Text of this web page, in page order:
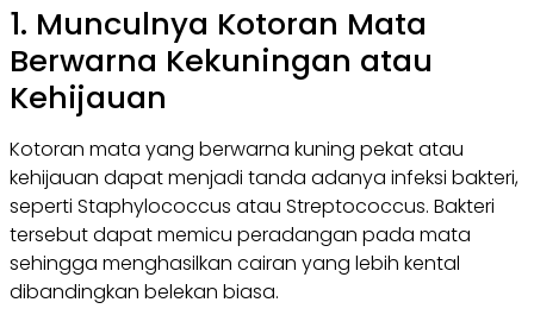
1. Munculnya Kotoran Mata
Berwarna Kekuningan atau
Kehijauan
Kotoran mata yang berwarna kuning pekat atau
kehijauan dapat menjadi tanda adanya infeksi bakteri,
seperti Staphylococcus atau Streptococcus. Bakteri
tersebut dapat memicu peradangan pada mata
sehingga menghasilkan cairan yang lebih kental
dibandingkan belekan biasa.